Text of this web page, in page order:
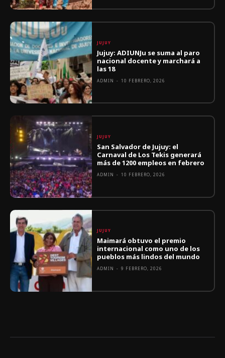
JUJUY
Jujuy: ADIUNJu se suma al paro
nacional docente y marchará a
las 18
ADMIN - 10 FEBRERO, 2026
JUJUY
San Salvador de Jujuy: el
Carnaval de Los Tekis generará
más de 1200 empleos en febrero
ADMIN - 10 FEBRERO, 2026
JUJUY
Maimará obtuvo el premio
internacional como uno de los
pueblos más lindos del mundo
ADMIN - 9 FEBRERO, 2026